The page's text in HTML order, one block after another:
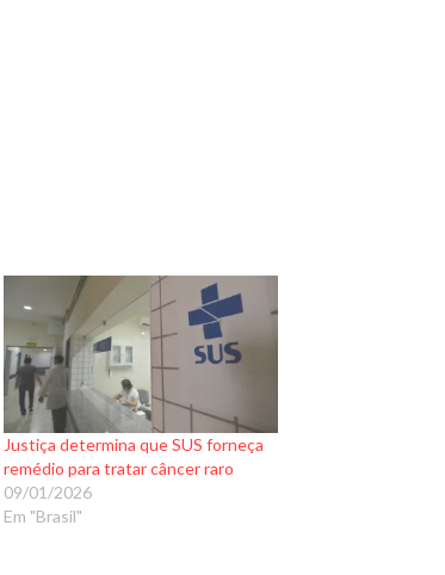
Justiça determina que SUS forneça
remédio para tratar câncer raro
09/01/2026
Em "Brasil"